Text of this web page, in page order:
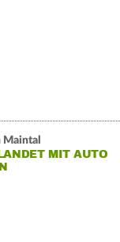
Maintal
MIT AUTO